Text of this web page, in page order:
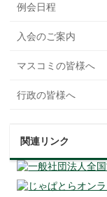
例会日程
入会のご案内
マスコミの皆様へ
行政の皆様へ
関連リンク